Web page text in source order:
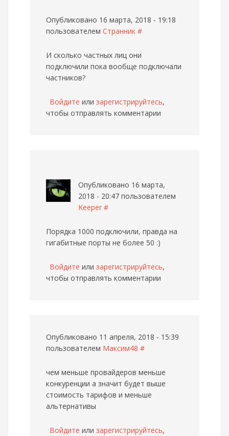
Опубликовано 16 марта, 2018 - 19:18
пользователем Странник #
И сколько частных лиц они
подключили пока вообще подключали
частников?
Войдите или зарегистрируйтесь,
чтобы отправлять комментарии
Опубликовано 16 марта,
2018 - 20:47 пользователем
Keeper #
Порядка 1000 подключили, правда на
гигабитные порты не более 50 :)
Войдите или зарегистрируйтесь,
чтобы отправлять комментарии
Опубликовано 11 апреля, 2018 - 15:39
пользователем Максим48 #
чем меньше провайдеров меньше
конкуренции а значит будет выше
стоимость тарифов и меньше
альтернативы
Войдите или зарегистрируйтесь,